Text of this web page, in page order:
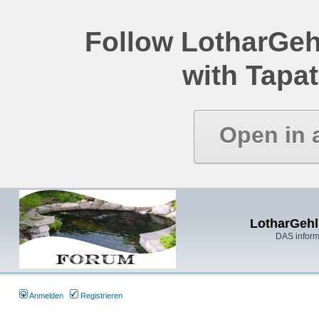
Follow
with
Open in
DAS
Anmelden Registrieren